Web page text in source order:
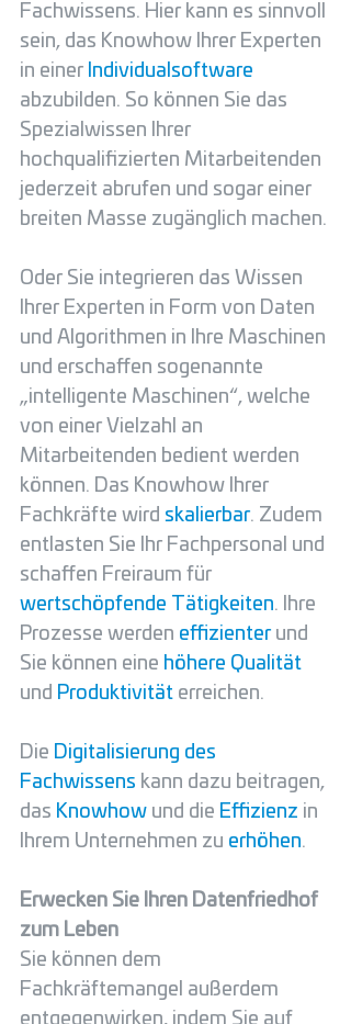
Fachwissens. Hier kann es sinnvoll
sein, das Knowhow Ihrer Experten
in einer Individualsoftware
abzubilden. So können Sie das
Spezialwissen Ihrer
hochqualifizierten Mitarbeitenden
jederzeit abrufen und sogar einer
breiten Masse zugänglich machen.
Oder Sie integrieren das Wissen
Ihrer Experten in Form von Daten
und Algorithmen in Ihre Maschinen
und erschaffen sogenannte
„intelligente Maschinen“, welche
von einer Vielzahl an
Mitarbeitenden bedient werden
können. Das Knowhow Ihrer
Fachkräfte wird skalierbar. Zudem
entlasten Sie Ihr Fachpersonal und
schaffen Freiraum für
wertschöpfende Tätigkeiten. Ihre
Prozesse werden effizienter und
Sie können eine höhere Qualität
und Produktivität erreichen.
Die Digitalisierung des
Fachwissens kann dazu beitragen,
das Knowhow und die Effizienz in
Ihrem Unternehmen zu erhöhen.
Erwecken Sie Ihren Datenfriedhof
zum Leben
Sie können dem
Fachkräftemangel außerdem
entgegenwirken, indem Sie auf